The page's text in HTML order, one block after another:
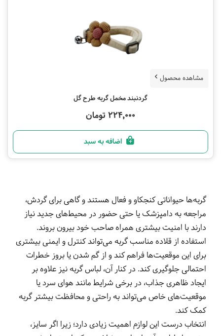
مشاهده محصول
گردنبند مخمل گربه طرح گل
224,000 تومان
اضافه به سبد
گربه‌ها حیواناتی کنجکاو و فعال هستند و گاهی برای گردش،
مراجعه به دامپزشک یا حتی حضور در محیط‌های جدید نیاز
دارند با امنیت بیشتری همراه صاحب خود بیرون بروند.
استفاده از قلاده مناسب گربه می‌تواند کنترل و ایمنی بیشتری
برای این موقعیت‌ها فراهم کند و از گم شدن یا بروز خطرات
احتمالی جلوگیری کند. در کنار آن، لباس گربه نیز علاوه بر
ایجاد ظاهری جذاب، در برخی شرایط مانند هوای سرد یا
موقعیت‌های خاص می‌تواند به راحتی و محافظت بیشتر گربه
کمک کند.
انتخاب درست این لوازم اهمیت زیادی دارد؛ زیرا اگر سایز،